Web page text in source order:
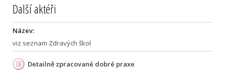
Další aktéři
Název:
viz seznam Zdravých škol
Detailně zpracované dobré praxe